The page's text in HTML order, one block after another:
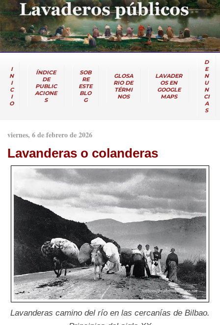
I
N
I
C
I
O
ÍNDICE
DE
PUBLIC
ACIONE
S
SOB
RE
ESTE
BLO
G
GLOSA
RIO DE
TÉRMI
NOS
LAVADER
OS EN
GOOGLE
MAPS
D
E
N
U
N
CI
A
S
viernes, 6 de febrero de 2026
Lavanderas o colanderas
Lavanderas camino del río en las cercanías de Bilbao.